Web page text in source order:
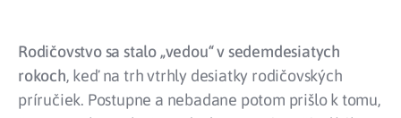
Rodičovstvo sa stalo „vedou“ v sedemdesiatych
rokoch, keď na trh vtrhly desiatky rodičovských
príručiek. Postupne a nebadane potom prišlo k tomu,